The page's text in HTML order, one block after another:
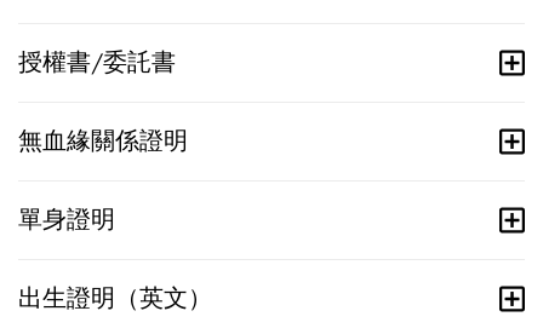
授權書/委託書
無血緣關係證明
單身證明
出生證明（英文）